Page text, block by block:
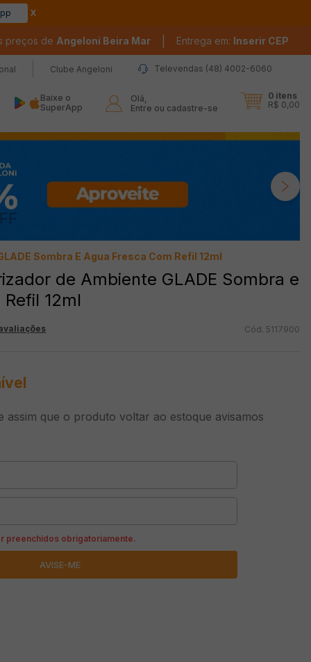
preços de Angeloni Beira Mar Entrega em: Inserir CEP
Clube Angeloni Televendas (48) 4002-6060
Baixe o
SuperApp
Olá,
Entre ou cadastre-se
0 itens
R$ 0,00
Sombra E Agua Fresca Com Refil 12ml
de Ambiente GLADE Sombra e
12ml
5117900
assim que o produto voltar ao estoque avisamos